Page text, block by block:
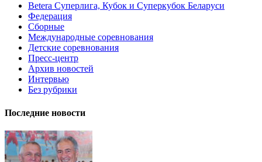
Betera Суперлига, Кубок и Суперкубок Беларуси
Федерация
Сборные
Международные соревнования
Детские соревнования
Пресс-центр
Архив новостей
Интервью
Без рубрики
Последние новости